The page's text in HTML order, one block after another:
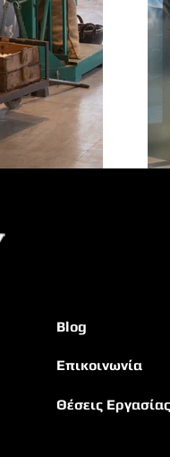
Blog
Επικοινωνία
Θέσεις Εργασίας